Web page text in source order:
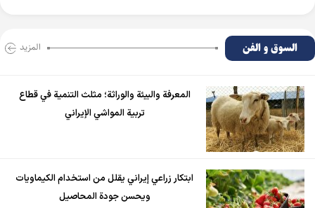
السوق و الفن المزید
المعرفة والبيئة والوراثة؛ مثلث التنمية في قطاع
تربية المواشي الإيراني
ابتكار زراعي إيراني يقلل من استخدام الكيماويات
ويحسن جودة المحاصيل